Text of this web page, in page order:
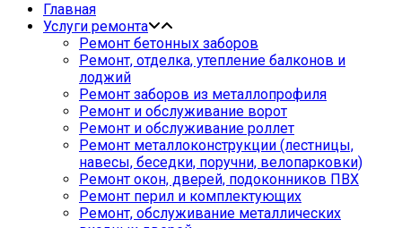
Главная
Услуги ремонта
Ремонт бетонных заборов
Ремонт, отделка, утепление балконов и
лоджий
Ремонт заборов из металлопрофиля
Ремонт и обслуживание ворот
Ремонт и обслуживание роллет
Ремонт металлоконструкции (лестницы,
навесы, беседки, поручни, велопарковки)
Ремонт окон, дверей, подоконников ПВХ
Ремонт перил и комплектующих
Ремонт, обслуживание металлических